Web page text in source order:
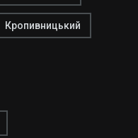
Кропивницький